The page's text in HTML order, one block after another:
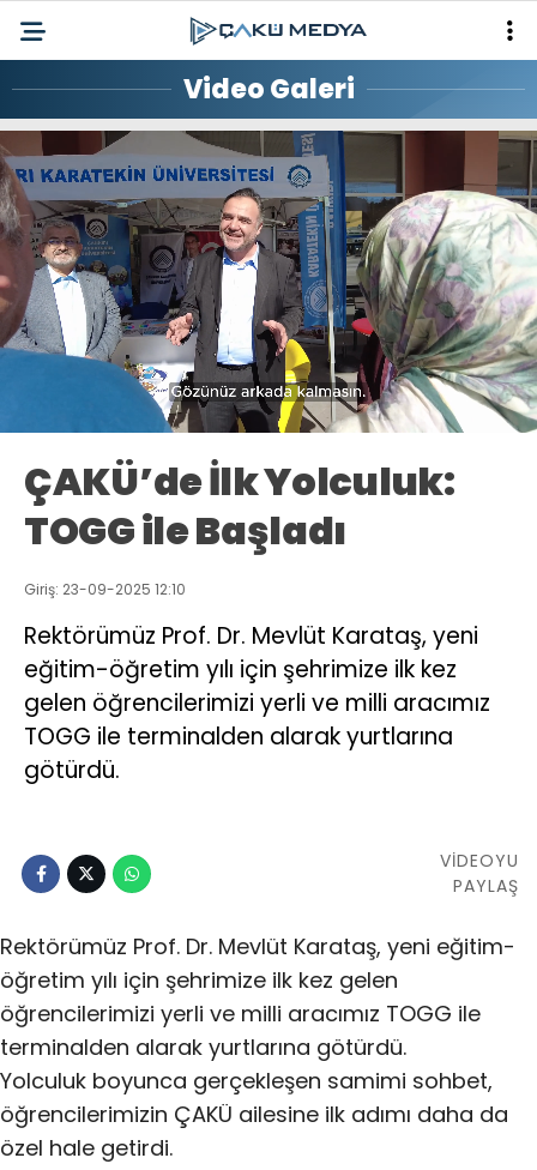
Video Galeri
Loaded:
0%
0%
ÇAKÜ’de İlk Yolculuk:
TOGG ile Başladı
Giriş: 23-09-2025 12:10
Rektörümüz Prof. Dr. Mevlüt Karataş, yeni
eğitim-öğretim yılı için şehrimize ilk kez
gelen öğrencilerimizi yerli ve milli aracımız
TOGG ile terminalden alarak yurtlarına
götürdü.
VİDEOYU
PAYLAŞ
Rektörümüz Prof. Dr. Mevlüt Karataş, yeni eğitim-
öğretim yılı için şehrimize ilk kez gelen
öğrencilerimizi yerli ve milli aracımız TOGG ile
terminalden alarak yurtlarına götürdü.
Yolculuk boyunca gerçekleşen samimi sohbet,
öğrencilerimizin ÇAKÜ ailesine ilk adımı daha da
özel hale getirdi.